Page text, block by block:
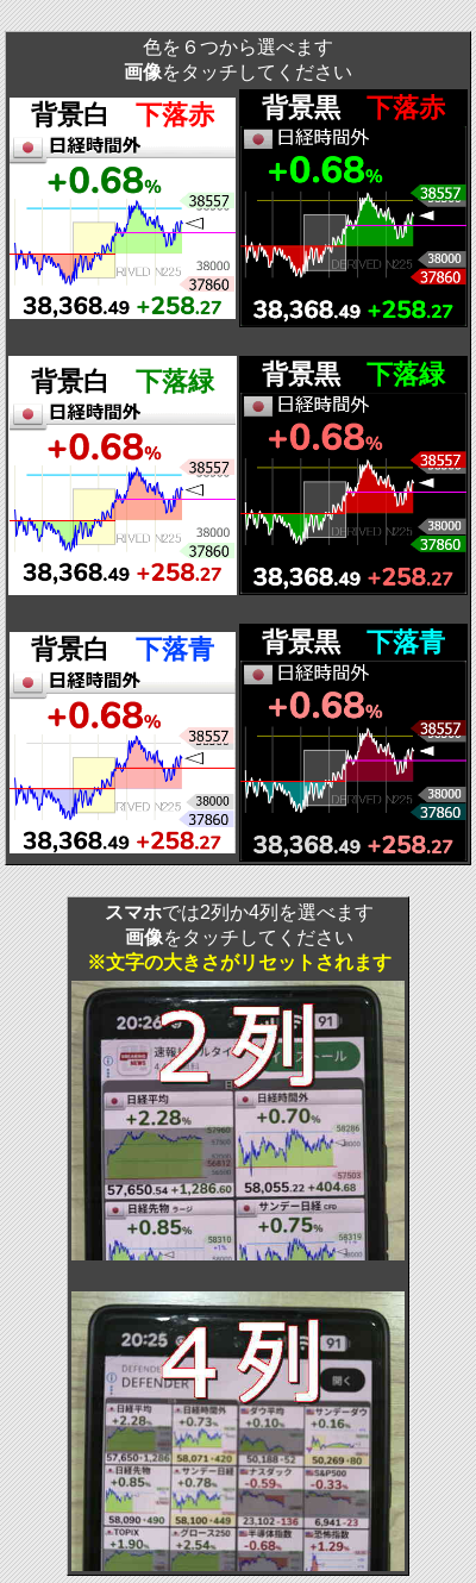
色を６つから選べます
画像をタッチしてください
背景白 下落赤 背景黒 下落赤
背景白 下落緑 背景黒 下落緑
背景白 下落青 背景黒 下落青
スマホでは2列か4列を選べます
画像をタッチしてください
※文字の大きさがリセットされます